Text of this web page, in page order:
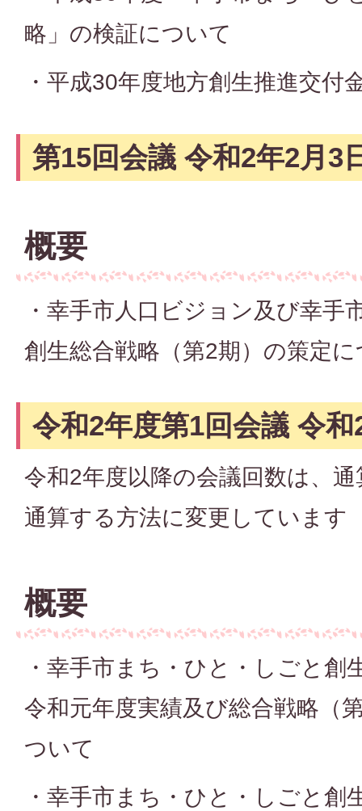
略」の検証について
・平成30年度地方創生推進交付
第15回会議 令和2年2月3
概要
・幸手市人口ビジョン及び幸手
創生総合戦略（第2期）の策定
令和2年度第1回会議 令
令和2年度以降の会議回数は、
通算する方法に変更しています
概要
・幸手市まち・ひと・しごと創
令和元年度実績及び総合戦略（
ついて
・幸手市まち・ひと・しごと創